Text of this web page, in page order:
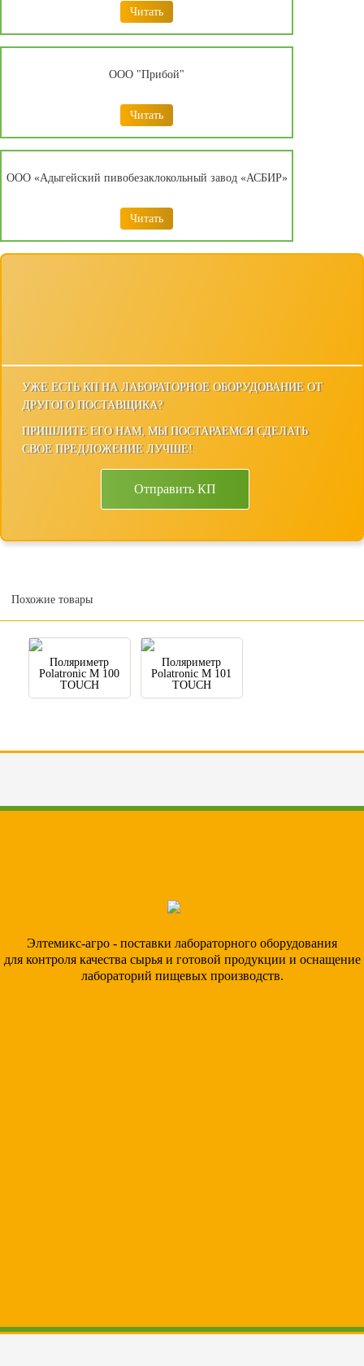
УЖЕ ЕСТЬ КП НА ЛАБОРАТОРНОЕ ОБОРУДОВАНИЕ ОТ
ДРУГОГО ПОСТАВЩИКА?
ПРИШЛИТЕ ЕГО НАМ, МЫ ПОСТАРАЕМСЯ СДЕЛАТЬ
СВОЕ ПРЕДЛОЖЕНИЕ ЛУЧШЕ!
Отправить КП
Похожие товары
Поляриметр
Polatronic M 100
TOUCH
Поляриметр
Polatronic M 101
TOUCH
Читать
ООО "Прибой"
Читать
ООО «Адыгейский пивобезаклокольный завод «АСБИР»
Читать
Элтемикс-агро - поставки лабораторного оборудования
для контроля качества сырья и готовой продукции и оснащение
лабораторий пищевых производств.